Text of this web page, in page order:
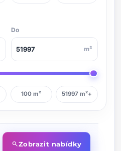
Do
m²
100 m² 51997 m²+
searchZobrazit nabídky